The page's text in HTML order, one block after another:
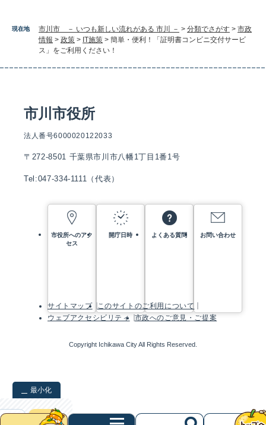
現在地 市川市 － いつも新しい流れがある 市川 － > 分類でさがす > 市政
情報 > 政策 > IT施策 > 簡単・便利！「証明書コンビニ交付サービ
ス」をご利用ください！
市川市役所
法人番号6000020122033
〒272-8501 千葉県市川市八幡1丁目1番1号
Tel:047-334-1111（代表）
市役所へのアク
セス
開庁日時 よくある質問 お問い合わせ
サイトマップ
このサイトのご利用について
ウェブアクセシビリティ
市政へのご意見・ご提案
Copyright Ichikawa City All Rights Reserved.
最小化
検索
クリア